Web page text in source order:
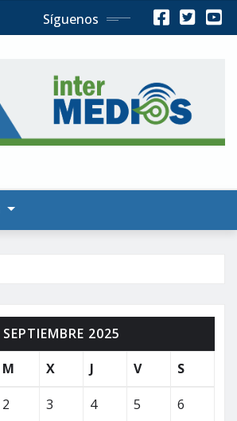
Síguenos
SEPTIEMBRE 2025
M X J V S
2 3 4 5
6